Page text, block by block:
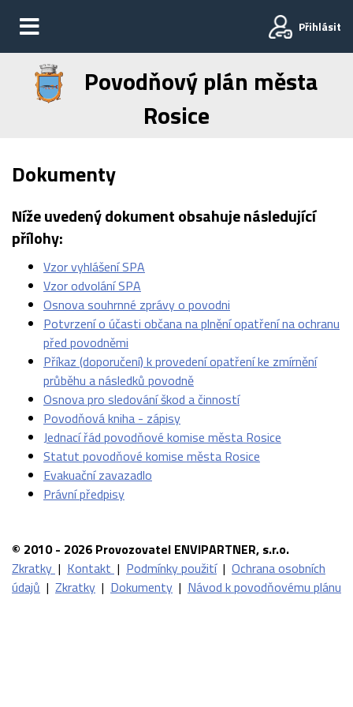
Přihlásit
Povodňový plán města
Rosice
Dokumenty
Níže uvedený dokument obsahuje následující
přílohy:
Vzor vyhlášení SPA
Vzor odvolání SPA
Osnova souhrnné zprávy o povodni
Potvrzení o účasti občana na plnění opatření na ochranu
před povodněmi
Příkaz (doporučení) k provedení opatření ke zmírnění
průběhu a následků povodně
Osnova pro sledování škod a činností
Povodňová kniha - zápisy
Jednací řád povodňové komise města Rosice
Statut povodňové komise města Rosice
Evakuační zavazadlo
Právní předpisy
© 2010 - 2026 Provozovatel ENVIPARTNER, s.r.o.
Zkratky | Kontakt | Podmínky použití | Ochrana osobních
údajů | Zkratky | Dokumenty | Návod k povodňovému plánu